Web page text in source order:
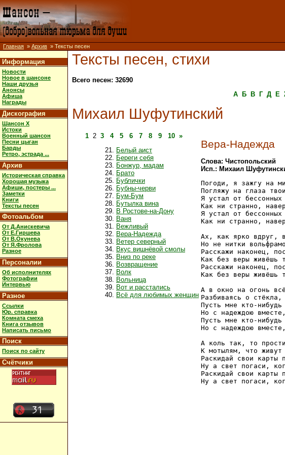
Главная » Архив » Тексты песен
Информация
Новости
Новое в шансоне
Наши друзья
Анонсы
Афиша
Награды
Дискография
Шансон X
Истоки
Военный шансон
Песни цыган
Барды
Ретро, эстрада ...
Архив
Историческая справка
Хорошая музыка
Афиши, постеры ...
Заметки
Книги
Тексты песен
Фотоальбом
От Д.Анискевича
От Е.Гиршева
От В.Окунева
От Я.Фролова
Разное
Персоналии
Об исполнителях
Фотографии
Интервью
Разное
Ссылки
Юр. справка
Комната смеха
Книга отзывов
Написать письмо
Поиск
Поиск по сайту
Счётчики
Тексты песен, стихи
Всего песен: 32690
А
Б В Г Д Е
Михаил Шуфутинский
1 2 3 4 5 6 7 8 9 10 »
Белый аист
Береги себя
Бонжур, мадам
Брато
Бублички
Бубны-черви
Бум-Бум
Бутылка вина
В Ростове-на-Дону
Ваня
Вежливый
Вера-Надежда
Ветер северный
Вкус вишнёвой смолы
Вниз по реке
Возвращение
Волк
Вольница
Вот и расстались
Всё для любимых женщин
Вера-Надежда
Слова: Чистопольский
Исп.: Михаил
Погоди, я зажгу на
Погляжу на глаза
Я устал от
Как ни странно,
Я устал от
Как ни странно,
Ах, как ярко вдруг,
Но не нитки
Расскажи наконец,
Как без веры живёшь
Расскажи наконец,
Как без веры живёшь
А в окно на огонь
Разбиваясь о
Пусть мне кто-
Но с надеждою
Пусть мне кто-
Но с надеждою
А коль так, то
К мотылям, что
Раскидай свои карты
Ну а свет погаси,
Раскидай свои карты
Ну а свет погаси,